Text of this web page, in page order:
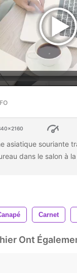
asiatique souriante
dans le salon à
Carnet
Ont